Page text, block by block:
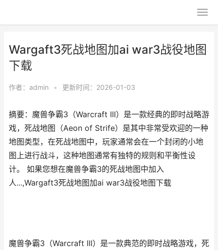
Wargaft3死战地图加ai war3战役地图
下载
作者： admin • 更新时间：2026-01-03
摘要：魔兽争霸3（Warcraft III）是一款经典的即时战略游
戏，死战地图（Aeon of Strife）是其中非常受欢迎的一种
地图类型，在死战地图中，玩家通常会在一个封闭的小地
图上进行战斗，这种地图通常有独特的规则和平衡性设
计。 如果您想在魔兽争霸3的死战地图中加入
人...,Wargaft3死战地图加ai war3战役地图下载
魔兽争霸3（Warcraft III）是一款典范的即时战略游戏，死